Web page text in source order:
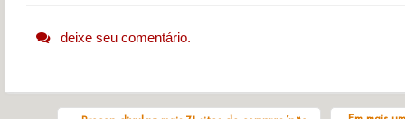
deixe seu comentário.